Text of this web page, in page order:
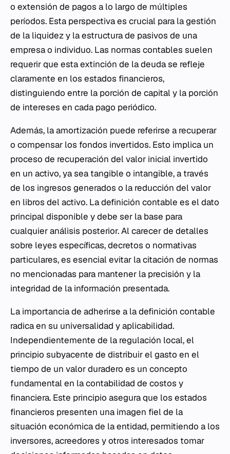
o extensión de pagos a lo largo de múltiples
períodos. Esta perspectiva es crucial para la gestión
de la liquidez y la estructura de pasivos de una
empresa o individuo. Las normas contables suelen
requerir que esta extinción de la deuda se refleje
claramente en los estados financieros,
distinguiendo entre la porción de capital y la porción
de intereses en cada pago periódico.
Además, la amortización puede referirse a recuperar
o compensar los fondos invertidos. Esto implica un
proceso de recuperación del valor inicial invertido
en un activo, ya sea tangible o intangible, a través
de los ingresos generados o la reducción del valor
en libros del activo. La definición contable es el dato
principal disponible y debe ser la base para
cualquier análisis posterior. Al carecer de detalles
sobre leyes específicas, decretos o normativas
particulares, es esencial evitar la citación de normas
no mencionadas para mantener la precisión y la
integridad de la información presentada.
La importancia de adherirse a la definición contable
radica en su universalidad y aplicabilidad.
Independientemente de la regulación local, el
principio subyacente de distribuir el gasto en el
tiempo de un valor duradero es un concepto
fundamental en la contabilidad de costos y
financiera. Este principio asegura que los estados
financieros presenten una imagen fiel de la
situación económica de la entidad, permitiendo a los
inversores, acreedores y otros interesados tomar